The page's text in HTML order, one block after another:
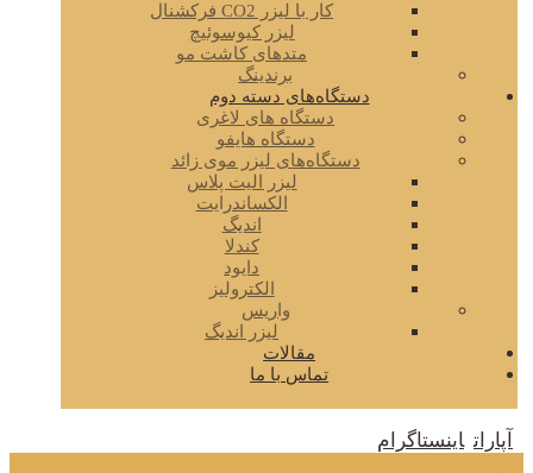
کار با لیزر CO2 فرکشنال
لیزر کیوسوئیچ
متدهای کاشت مو
برندینگ
دستگاه‌های دسته دوم
دستگاه های لاغری
دستگاه هایفو
دستگاه‌های لیزر موی زائد
لیزر الیت پلاس
الکساندرایت
اندیگ
کندلا
دایود
الکترولیز
واریس
لیزر اندیگ
مقالات
تماس با ما
آپارات اینستاگرام